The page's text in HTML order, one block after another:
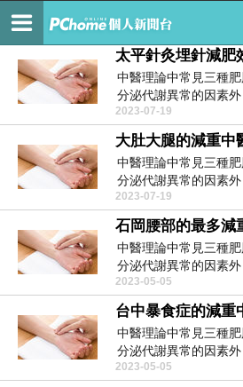
台中中醫埋線減重
中醫理論中常見三種
分泌代謝異常的因素
傳、生活習慣...
2023-07-19
中醫理論中常見三種
分泌代謝異常的因素
傳、生活習慣...
2023-07-19
中醫理論中常見三種
分泌代謝異常的因素
傳、生活習慣...
2023-05-05
中醫理論中常見三種
分泌代謝異常的因素
傳、生活習慣...
2023-05-05